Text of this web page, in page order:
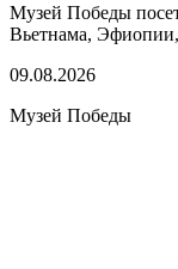
Музей Победы
Вьетнама,
09.08.2026
Музей Победы